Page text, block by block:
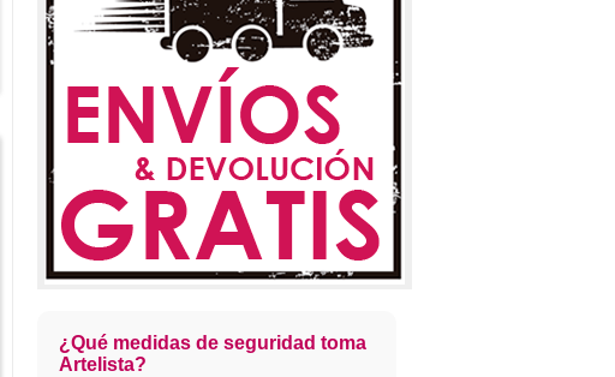
¿Qué medidas de seguridad toma
Artelista?